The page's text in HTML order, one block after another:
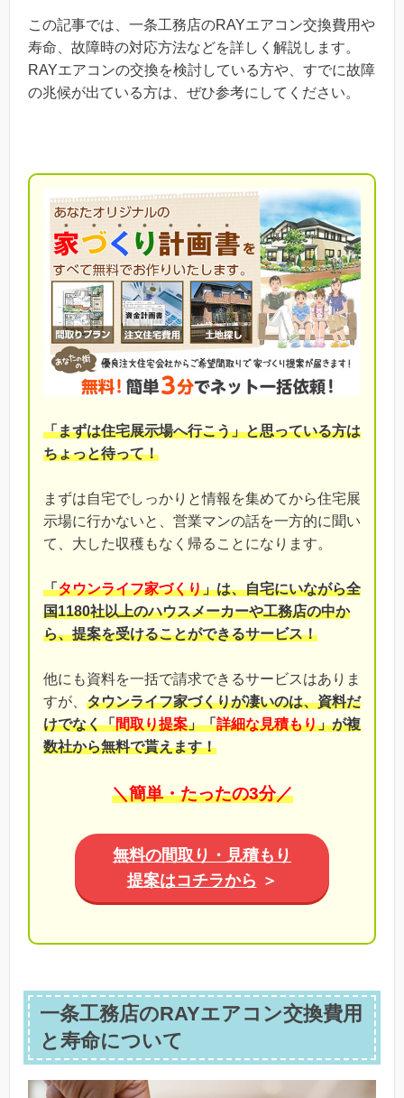
この記事では、一条工務店のRAYエアコン交換費用や
寿命、故障時の対応方法などを詳しく解説します。
RAYエアコンの交換を検討している方や、すでに故障
の兆候が出ている方は、ぜひ参考にしてください。
「まずは住宅展示場へ行こう」と思っている方は
ちょっと待って！
まずは自宅でしっかりと情報を集めてから住宅展
示場に行かないと、営業マンの話を一方的に聞い
て、大した収穫もなく帰ることになります。
「タウンライフ家づくり」は、自宅にいながら全
国1180社以上のハウスメーカーや工務店の中か
ら、提案を受けることができるサービス！
他にも資料を一括で請求できるサービスはありま
すが、 タウンライフ家づくりが凄いのは、資料だ
けでなく「間取り提案」「詳細な見積もり」が複
数社から無料で貰えます！
＼簡単・たったの3分／
無料の間取り・見積もり
提案はコチラから ＞
一条工務店のRAYエアコン交換費用
と寿命について